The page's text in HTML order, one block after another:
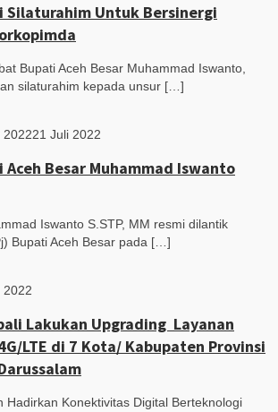
Silaturahim Untuk Bersinergi
Bupati Aceh Besar Muhammad Iswanto,
silaturahim kepada unsur […]
202221 Juli 2022
Besar Muhammad Iswanto
Iswanto S.STP, MM resmi dilantik
Bupati Aceh Besar pada […]
2022
Lakukan Upgrading Layanan
LTE di 7 Kota/ Kabupaten Provinsi
Hadirkan Konektivitas Digital Berteknologi